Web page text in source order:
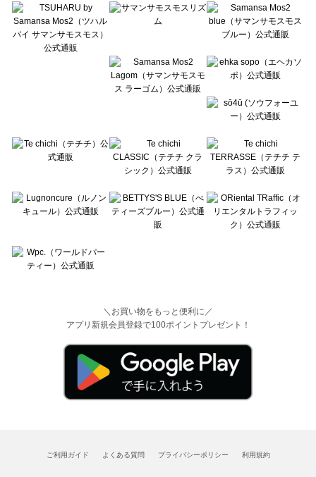
Lugnoncure（ルノンキュール）のボトムス一覧
BETTY'S BLUE（べティーズブルー）のボトムス一覧
Wpc.（ワールドパーティー）のボトムス一覧
＼お買い物をもっと便利に／
アプリ新規会員登録で100ポイントプレゼント！
ご利用ガイド よくある質問 プライバシーポリシー 利用規約